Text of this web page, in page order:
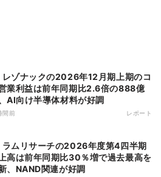
業利益は前年同期比2.6倍の888億
AI向け半導体材料が好調
間前 レポート
高は前年同期比30％増で過去最高を
、NAND関連が好調